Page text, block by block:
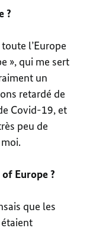
?
l’Europe
», qui me sert
un
retardé de
Covid-19, et
peu de
Europe ?
que les